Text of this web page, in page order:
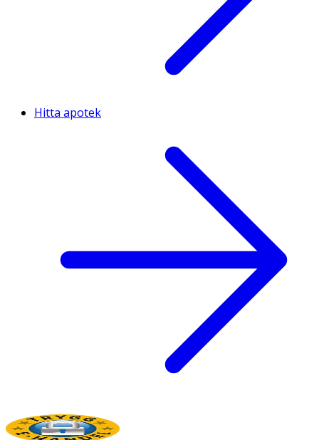
Hitta apotek